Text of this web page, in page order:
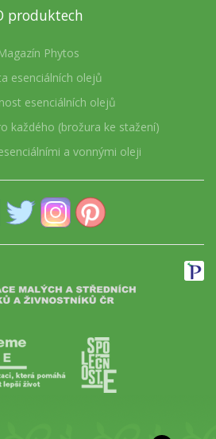
produktech
Phytos
esenciálních olejů
esenciálních olejů
každého (brožura ke stažení)
a vonnými oleji